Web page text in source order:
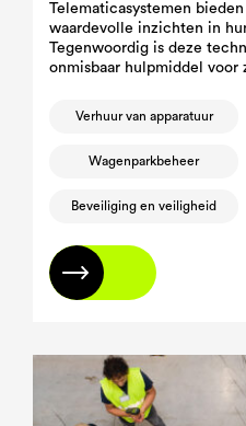
Telematicasystemen
waardevolle inzichten in
Tegenwoordig is deze
onmisbaar hulpmiddel voor
besluitvorming mogelijk
verbeteren van de
Verhuur van apparatuur
Wagenparkbeheer
Beveiliging en veiligheid
Lees meer